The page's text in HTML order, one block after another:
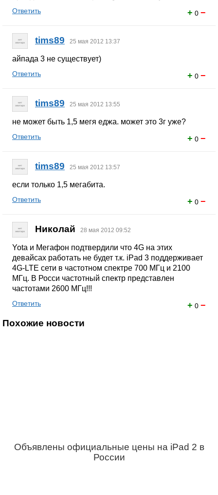
+ 0 −
Ответить
tims89 25 мая 2012 13:37
айпада 3 не существует)
+ 0 −
Ответить
tims89 25 мая 2012 13:55
не может быть 1,5 мегя еджа. может это 3г уже?
+ 0 −
Ответить
tims89 25 мая 2012 13:57
если только 1,5 мегабита.
+ 0 −
Ответить
Николай 28 мая 2012 09:52
Yota и Мегафон подтвердили что 4G на этих
девайсах работать не будет т.к. iPad 3 поддерживает
4G-LTE сети в частотном спектре 700 МГц и 2100
МГц. В Росси частотный спектр представлен
частотами 2600 МГц!!!
+ 0 −
Ответить
Похожие новости
Объявлены официальные цены на iPad 2 в
России